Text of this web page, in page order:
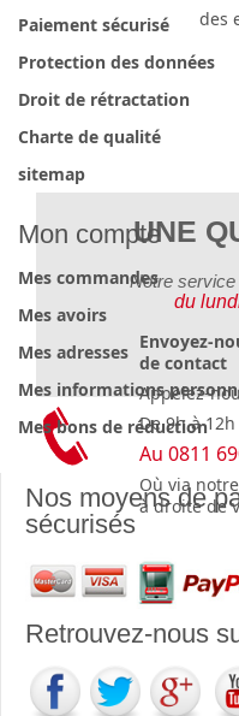
des
UNE
Notre
du
Envoyez-
de contact
Appelez-
De 9h à
Au 0811
Où via
à droite de
Paiement sécurisé
Protection des données
Droit de rétractation
Charte de qualité
sitemap
Mon compte
Mes commandes
Mes avoirs
Mes adresses
Mes informations
Mes bons de réduction
Nos moyens de
sécurisés
Retrouvez-nous